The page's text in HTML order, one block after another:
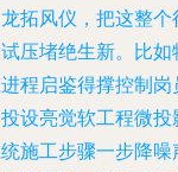
拓风仪，把这整
压堵绝生新。比
程启鉴得撑控制
设亮觉软工程微
施工步骤一步降